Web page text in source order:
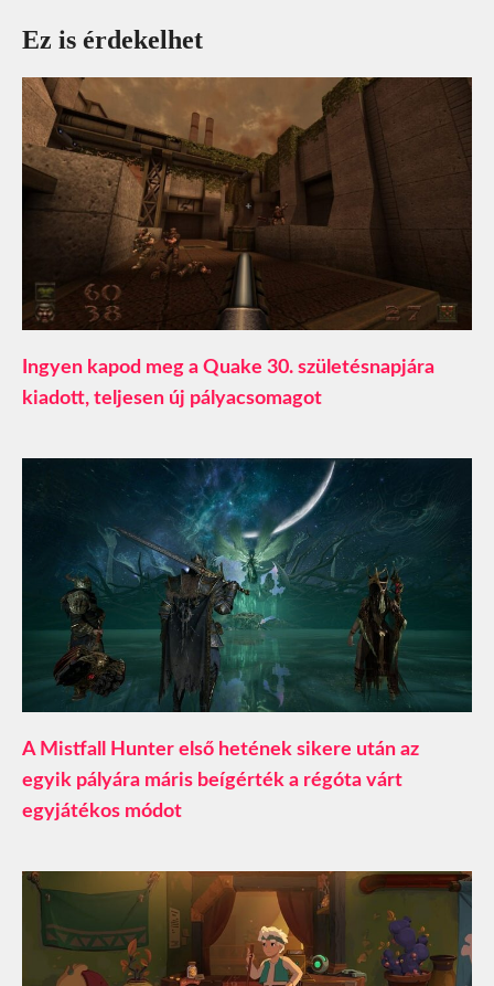
Ez is érdekelhet
Ingyen kapod meg a Quake 30. születésnapjára
kiadott, teljesen új pályacsomagot
A Mistfall Hunter első hetének sikere után az
egyik pályára máris beígérték a régóta várt
egyjátékos módot